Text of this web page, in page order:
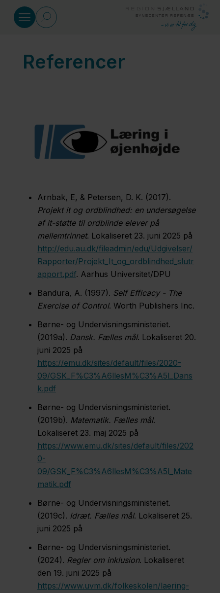
Læring i øjenhøjde
Dansk
synsnedsættelse
Matematik
Idræt
Referencer
Produktillustrationer
Metodebeskrivelse
Forbehold
Bidragsydere
Sjælland
Nyheder
Kontakt
Referencer
Arnbak, E, & Petersen, D. K. (2017).
Projekt it og ordblindhed: en undersøgelse
af it-støtte til ordblinde elever på
mellemtrinnet. Lokaliseret 23. juni 2025 på
http://edu.au.dk/fileadmin/edu/Udgivelser/
Rapporter/Projekt_It_og_ordblindhed_slutr
apport.pdf. Aarhus Universitet/DPU
Bandura, A. (1997). Self Efficacy - The
Exercise of Control. Worth Publishers Inc.
Børne- og Undervisningsministeriet.
(2019a). Dansk. Fælles mål. Lokaliseret 20.
juni 2025 på
https://emu.dk/sites/default/files/2020-
09/GSK_F%C3%A6llesM%C3%A5l_Dans
k.pdf
Børne- og Undervisningsministeriet.
(2019b). Matematik. Fælles mål.
Lokaliseret 23. maj 2025 på
https://www.emu.dk/sites/default/files/202
0-
09/GSK_F%C3%A6llesM%C3%A5l_Mate
matik.pdf
Børne- og Undervisningsministeriet.
(2019c). Idræt. Fælles mål. Lokaliseret 25.
juni 2025 på
Børne- og Undervisningsministeriet.
(2024). Regler om inklusion. Lokaliseret
den 19. juni 2025 på
https://www.uvm.dk/folkeskolen/laering-